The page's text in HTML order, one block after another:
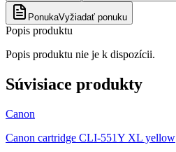
PonukaVyžiadať ponuku
Popis produktu
Popis produktu nie je k dispozícii.
Súvisiace produkty
Canon
Canon cartridge CLI-551Y XL yellow